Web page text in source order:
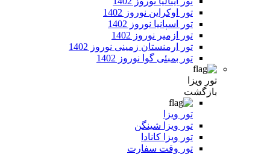
تور اوکراین نوروز 1402
تور اسپانیا نوروز 1402
تور ازمیر نوروز 1402
تور ارمنستان زمینی نوروز 1402
تور بمبئی گوا نوروز 1402
تور ویزا
بازگشت
تور ویزا
تور ویزا شینگن
تور ویزا کانادا
تور وقت سفارت